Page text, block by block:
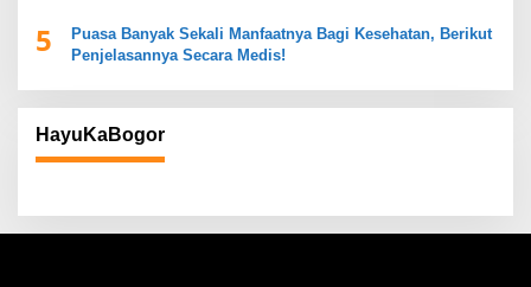
5
Puasa Banyak Sekali Manfaatnya Bagi Kesehatan, Berikut
Penjelasannya Secara Medis!
HayuKaBogor